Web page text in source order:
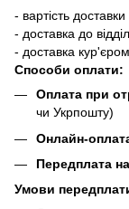
- вартість
- доставка до
- доставка кур'єром
Способи оплати:
Оплата при
чи Укрпошту)
Онлайн-
Передплата
Умови